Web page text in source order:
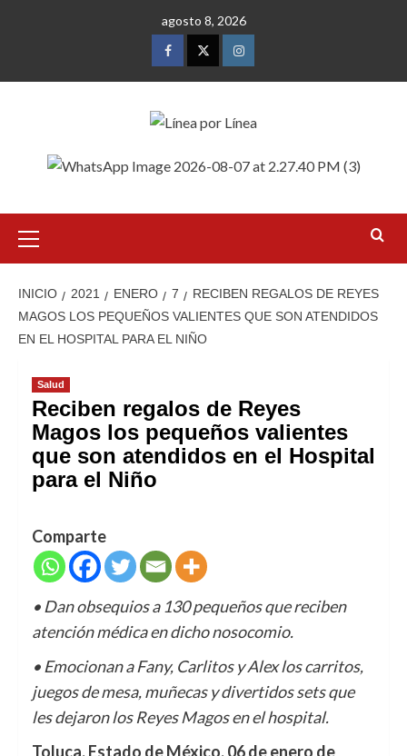
agosto 8, 2026
FacebookTwitterInstagram
primario
INICIO 2021 ENERO 7
RECIBEN REGALOS DE REYES
MAGOS LOS PEQUEÑOS VALIENTES QUE SON ATENDIDOS
EN EL HOSPITAL PARA EL NIÑO
Salud
Reciben regalos de Reyes
Magos los pequeños valientes
que son atendidos en el Hospital
para el Niño
Comparte
• Dan obsequios a 130 pequeños que reciben
atención médica en dicho nosocomio.
• Emocionan a Fany, Carlitos y Alex los carritos,
juegos de mesa, muñecas y divertidos sets que
les dejaron los Reyes Magos en el hospital.
Toluca, Estado de México, 06 de enero de